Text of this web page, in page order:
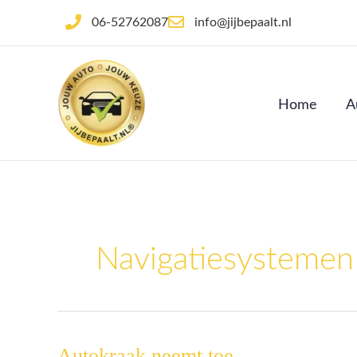
de
06-52762087 info@jijbepaalt.nl
Home
Navigatiesystemen
Autokraak